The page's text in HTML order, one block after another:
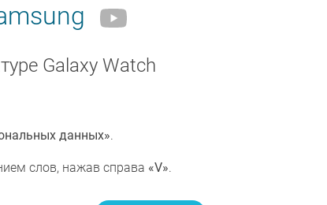
Galaxy Watch
данных».
слов, нажав справа «V».